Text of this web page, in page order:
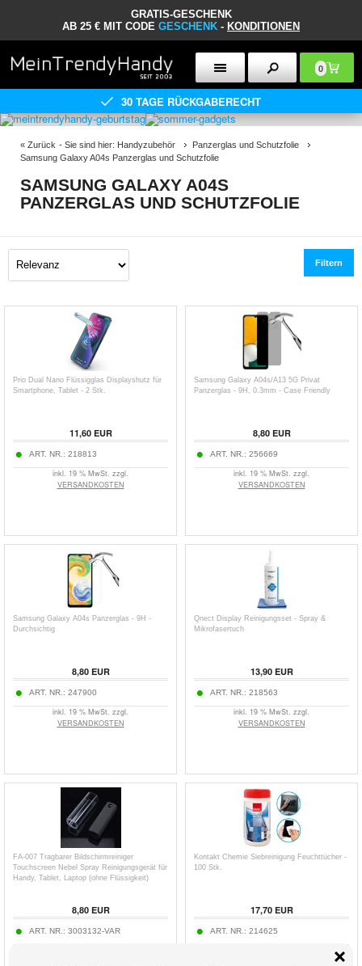
GRATIS-GESCHENK
AB 25 € MIT CODE GESCHENK - KONDITIONEN
0
30 TAGE RÜCKGABERECHT
« Zurück - Sie sind hier: Handyzubehör
Panzerglas und Schutzfolie
Samsung Galaxy A04s Panzerglas und Schutzfolie
SAMSUNG GALAXY A04S
PANZERGLAS UND SCHUTZFOLIE
Filtern
Prio Dual Nano Flüssigglas Displayshutz für
Smartphone, Tablet - 2 Stk.
11,60EUR
ART. NR.: 218813
inkl. 19 % MwSt. zzgl.
VERSANDKOSTEN
Samsung Galaxy A04s/A13 5G Privat
Panzerglas - 9H, 0.3mm - Case Friendly
8,80EUR
ART. NR.: 256669
inkl. 19 % MwSt. zzgl.
VERSANDKOSTEN
Samsung Galaxy A04s Panzerglas - 9H -
Durchsichtig
8,80EUR
ART. NR.: 247900
inkl. 19 % MwSt. zzgl.
VERSANDKOSTEN
Qnect Display Reinigungsset - Spray &
Mikrofasertuch
13,90EUR
ART. NR.: 218563
inkl. 19 % MwSt. zzgl.
VERSANDKOSTEN
FA-007 Tragbarer Bildschirmreiniger
Touchscreen Nebel Spray Reinigungsgerät für
Handy, Tablet, Laptop (ohne Flüssigkeit)
8,80EUR
ART. NR.: 3003132-VAR
Kontakt Chemie Siebreinigung Feuchttücher -
100 Stk.
17,70EUR
ART. NR.: 214625